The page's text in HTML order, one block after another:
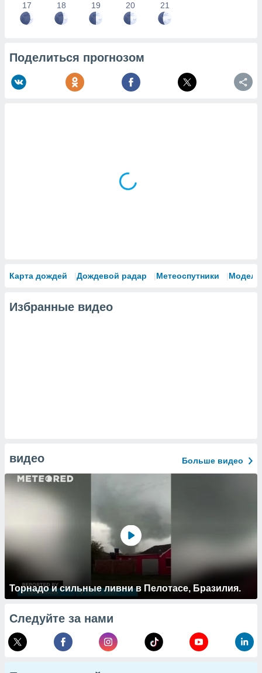
17 18 19 20 21
Поделиться прогнозом
Карта дождей Дождевой радар Метеоспутники Модели
Избранные видео
видео Больше видео
Торнадо и сильные ливни в Пелотасе, Бразилия.
Следуйте за нами